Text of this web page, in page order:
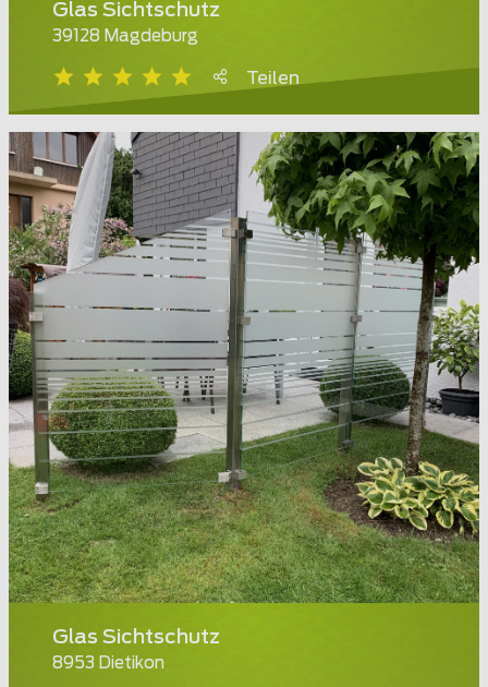
Glas Sichtschutz
39128 Magdeburg
Teilen
Glas Sichtschutz
8953 Dietikon